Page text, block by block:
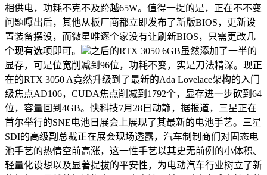
相供电，功耗不克不及跨越65W。值得一提的是，正在不不变
问题曝出后，其他从板厂商都立即发布了新版BIOS，更新设
置装备摆设，而微星唯逐个家没有让刷新BIOS，只需更改几
个现有选项即可。
之后的RTX 3050 6GB虽然添加了一半的
显存，可是位宽削减到96位，功耗不变，实是刀法精深。现正
在的RTX 3050 A竟然升级到了最新的Ada Lovelace架构的入门
级焦点AD106，CUDA焦点削减到1792个，显存进一步砍到64
位，容量回到4GB。快科技7月28日动静，据报道，三星正在
首尔举行的SNE电池日展会上展现了其最新的电池手艺。三星
SDI的高级副总裁正在展会现场透露，汽车制制商们对固态电
池手艺的热情空前高涨，这一性手艺以其史无前例的小体积、
轻量化设想以及显著提拔的平安性，为电动汽车行业树立了新